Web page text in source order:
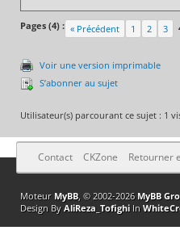
Pages (4) : « Précédent 1 2 3
Voir une version imprimable
S’abonner au sujet
Utilisateur(s) parcourant ce sujet : 1
Contact CKZone Retourner
Moteur MyBB, © 2002-2026 MyBB
Design By AliReza_TofighiIn